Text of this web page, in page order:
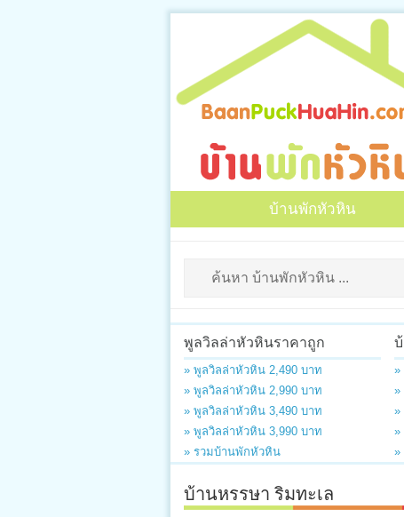
บ้านพักหัวหิน
พูลวิลล่าหัวหินราคาถูก
» พูลวิลล่าหัวหิน 2,490 บาท
» พูลวิลล่าหัวหิน 2,990 บาท
» พูลวิลล่าหัวหิน 3,490 บาท
» พูลวิลล่าหัวหิน 3,990 บาท
» รวมบ้านพักหัวหิน
»
»
»
»
»
บ้านหรรษา ริมทะเล